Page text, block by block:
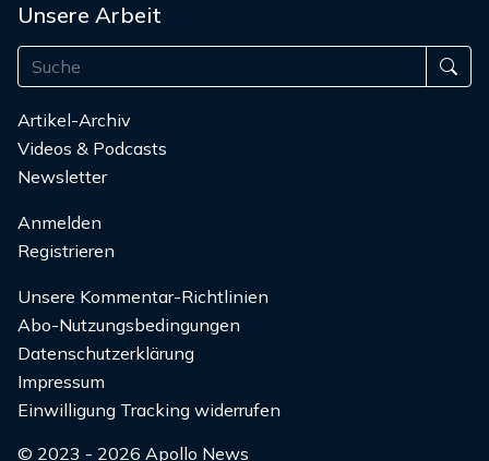
Unsere Arbeit
Artikel-Archiv
Videos & Podcasts
Newsletter
Anmelden
Registrieren
Unsere Kommentar-Richtlinien
Abo-Nutzungsbedingungen
Datenschutzerklärung
Impressum
Einwilligung Tracking widerrufen
© 2023 - 2026 Apollo News